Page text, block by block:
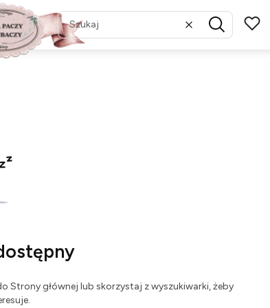
WyczyśćSzukaj
Strony głównej lub skorzystaj z wyszukiwarki, żeby